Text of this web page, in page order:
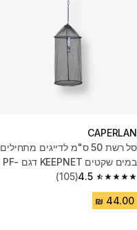
CAPERLAN
סל רשת 50 ס"מ לדייגים מתחילים
במים שקטים KEEPNET ‏דגם PF-
KNT R
4.5
4.5 out of 5 stars from 105 reviews
(105)